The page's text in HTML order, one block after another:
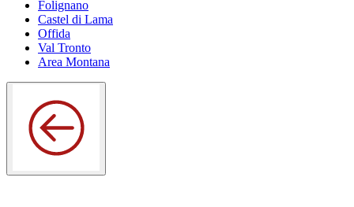
Folignano
Castel di Lama
Offida
Val Tronto
Area Montana